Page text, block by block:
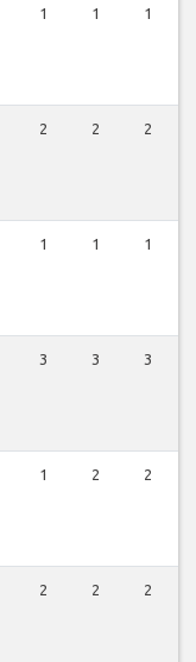
1 1 1
2 2 2
1 1 1
3 3 3
1 2 2
2 2 2